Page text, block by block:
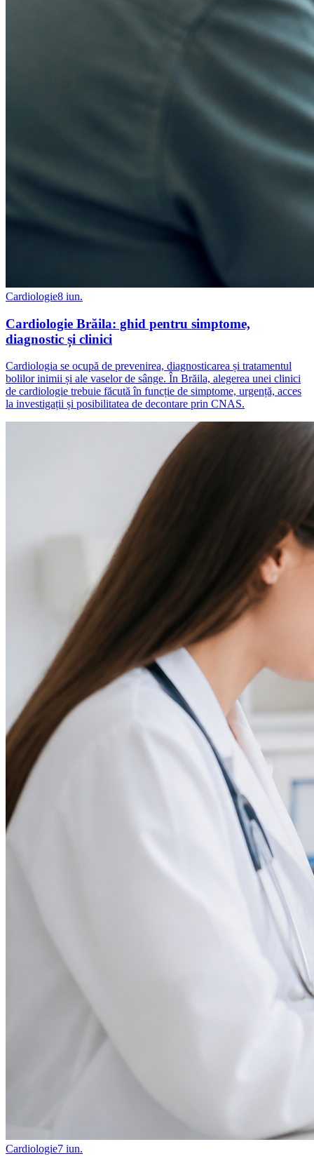
Cardiologie8 iun.
Cardiologie Brăila: ghid pentru simptome,
diagnostic și clinici
Cardiologia se ocupă de prevenirea, diagnosticarea și tratamentul
bolilor inimii și ale vaselor de sânge. În Brăila, alegerea unei clinici
de cardiologie trebuie făcută în funcție de simptome, urgență, acces
la investigații și posibilitatea de decontare prin CNAS.
Cardiologie7 iun.